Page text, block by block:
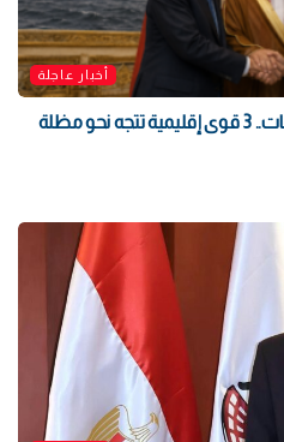
أخبار عاجلة
«اتفاق مكة» يشعل سباق التحالفات.. 3 قوى إقليمية تتجه نحو مظلة